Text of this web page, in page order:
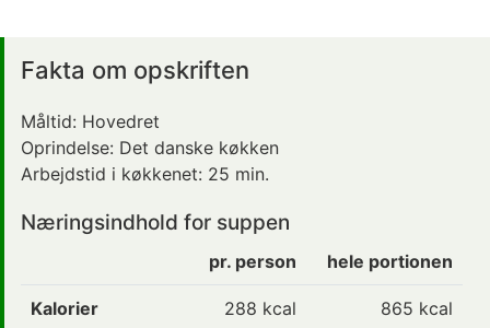
Fakta om opskriften
Måltid: Hovedret
Oprindelse: Det danske køkken
Arbejdstid i køkkenet: 25 min.
Næringsindhold for suppen
pr. person hele portionen
Kalorier 288 kcal 865 kcal